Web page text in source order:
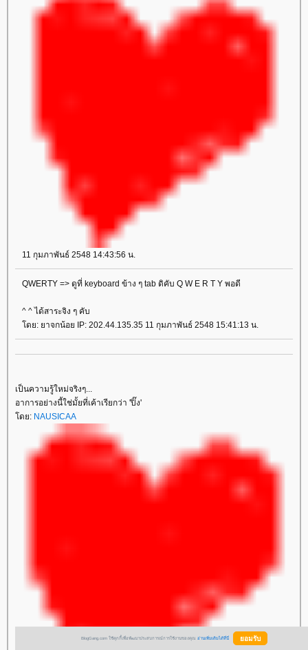
11 กุมภาพันธ์ 2548 14:43:56 น.
QWERTY => ดูที่ keyboard ข้าง ๆ tab ดิคับ Q W E R T Y พอดี
^ ^ ได้สาระจิง ๆ คับ
ดย: ยาจกน้อย IP: 202.44.135.35 11 กุมภาพันธ์ 2548 15:41:13 น.
เป็นความรู้ใหม่จริงๆ...
อาการอย่างนี้ใช่มั้ยที่เค้าเรียกว่า 'ปิ๊ง'
ดย: NAUSICAA
BlogGang.com ใช้คุกกี้เพื่อพัฒนาประสบการณ์การใช้งานของคุณ อ่านเพิ่มเติมได้ที่นี่